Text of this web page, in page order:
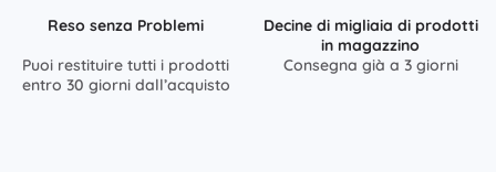
Reso senza Problemi
Puoi restituire tutti i prodotti
entro 30 giorni dall’acquisto
Decine di migliaia di prodotti
in magazzino
Consegna già a 3 giorni